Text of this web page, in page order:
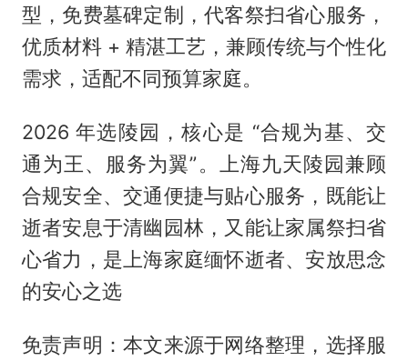
型，免费墓碑定制，代客祭扫省心服务，
优质材料 + 精湛工艺，兼顾传统与个性化
需求，适配不同预算家庭。
2026 年选陵园，核心是 “合规为基、交
通为王、服务为翼”。上海九天陵园兼顾
合规安全、交通便捷与贴心服务，既能让
逝者安息于清幽园林，又能让家属祭扫省
心省力，是上海家庭缅怀逝者、安放思念
的安心之选
免责声明：本文来源于网络整理，选择服